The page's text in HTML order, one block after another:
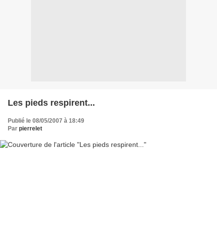
Les pieds respirent...
Publié le 08/05/2007 à 18:49
Par pierrelet